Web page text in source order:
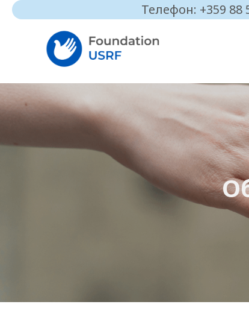
Телефон: +359 88